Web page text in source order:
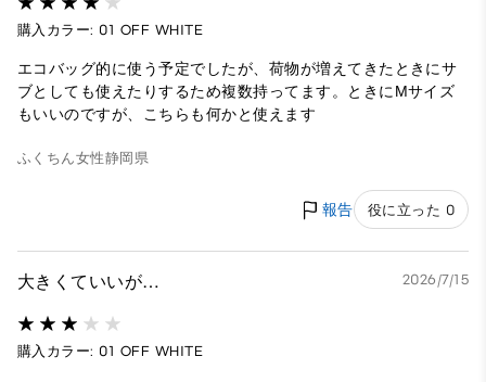
購入カラー: 01 OFF WHITE
エコバッグ的に使う予定でしたが、荷物が増えてきたときにサ
ブとしても使えたりするため複数持ってます。ときにМサイズ
もいいのですが、こちらも何かと使えます
ふくちん女性静岡県
報告 役に立った 0
大きくていいが… 2026/7/15
購入カラー: 01 OFF WHITE